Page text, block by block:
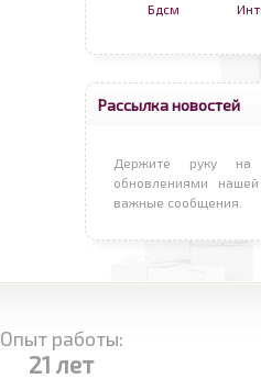
Бдсм
Рассылка новостей
Держите руку на
обновлениями
важные сообщения.
Опыт работы:
21 лет